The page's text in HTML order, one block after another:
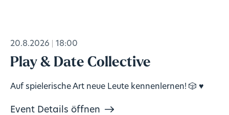
20.8.2026 18:00
Play & Date Collective
Auf spielerische Art neue Leute kennenlernen! 🎲 ♥️
Event Details öffnen